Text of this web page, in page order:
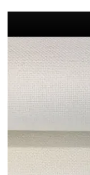
kényelméből össze